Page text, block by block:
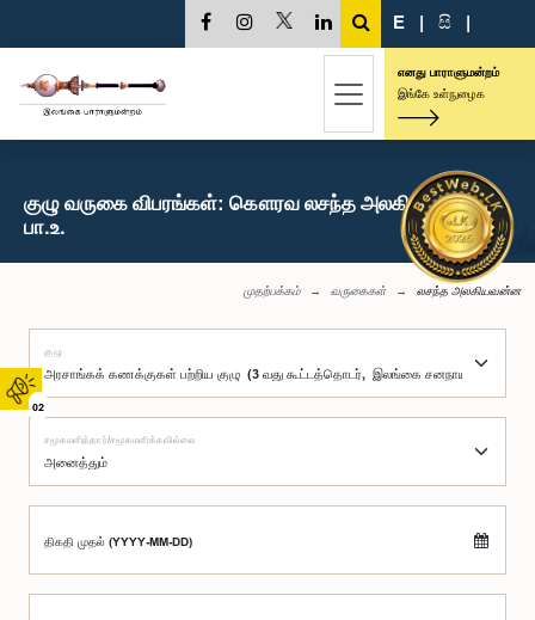
02
E | සි |
எனது பாராளுமன்றம்
இங்கே உள்நுழைக
குழு வருகை விபரங்கள்: கௌரவ லசந்த அலகியவன்ன,
பா.உ.
முதற்பக்கம் வருகைகள் லசந்த அலகியவன்ன
குழு
சமூகமளித்தார்/சமூகமளிக்கவில்லை
திகதி முதல் (YYYY-MM-DD)